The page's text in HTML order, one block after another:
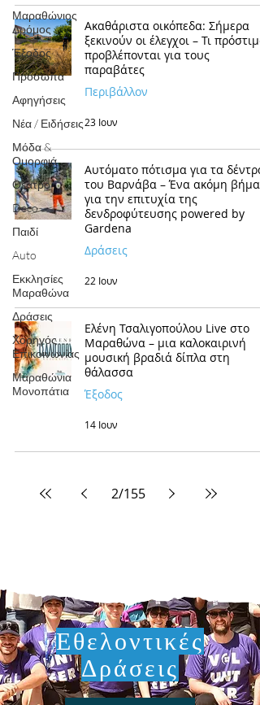
Μαραθώνιος
Δρόμος
Έξοδος
Πρόσωπα
Αφηγήσεις
Νέα / Ειδήσεις
Μόδα &
Ομορφιά
Θέατρο
Deco
Παιδί
Auto
Εκκλησίες
Μαραθώνα
Δράσεις
Χορηγός
Επικοινωνίας
Μαραθώνια
Μονοπάτια
Ακαθάριστα οικόπεδα: Σήμερα
ξεκινούν οι έλεγχοι – Τι πρόστιμα
προβλέπονται για τους
παραβάτες
Περιβάλλον
23 Ιουν
Αυτόματο πότισμα για τα δέντρα
του Βαρνάβα – Ένα ακόμη βήμα
για την επιτυχία της
δενδροφύτευσης powered by
Gardena
Δράσεις
22 Ιουν
Ελένη Τσαλιγοπούλου Live στο
Μαραθώνα – μια καλοκαιρινή
μουσική βραδιά δίπλα στη
θάλασσα
Έξοδος
14 Ιουν
2/155
Εθελοντικές
Δράσεις